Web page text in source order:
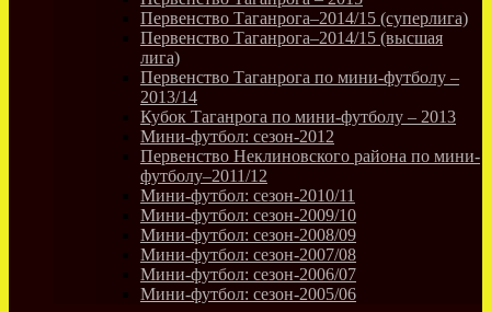
Первенство Таганрога–2014/15 (суперлига)
Первенство Таганрога–2014/15 (высшая
лига)
Первенство Таганрога по мини-футболу –
2013/14
Кубок Таганрога по мини-футболу – 2013
Мини-футбол: сезон-2012
Первенство Неклиновского района по мини-
футболу–2011/12
Мини-футбол: сезон-2010/11
Мини-футбол: сезон-2009/10
Мини-футбол: сезон-2008/09
Мини-футбол: сезон-2007/08
Мини-футбол: сезон-2006/07
Мини-футбол: сезон-2005/06